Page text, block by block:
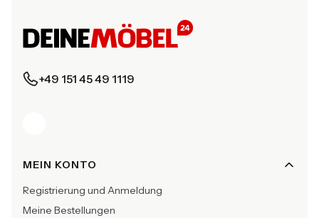
+49 151 45 49 1119
Fußzeilenmenü
MEIN KONTO
Registrierung und Anmeldung
Meine Bestellungen